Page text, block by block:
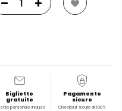
Biglietto
gratuito
personale incluso
Pagamento
sicuro
Checkout sicuro al 100%